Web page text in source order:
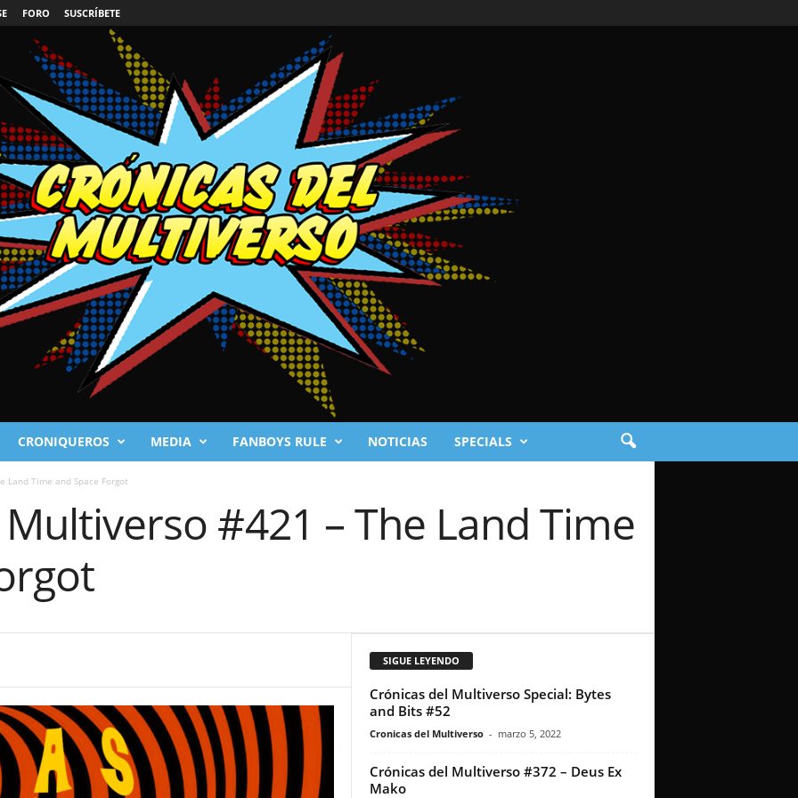
FORO SUSCRÍBETE
CRONIQUEROS MEDIA FANBOYS RULE NOTICIAS SPECIALS
Land Time and Space Forgot
#421 – The Land Time
SIGUE LEYENDO
Crónicas del Multiverso Special: Bytes
and Bits #52
Cronicas del Multiverso - marzo 5, 2022
Crónicas del Multiverso #372 – Deus Ex
Mako